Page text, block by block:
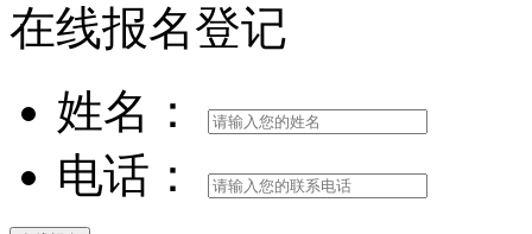
在线报名登记
姓名：
电话：